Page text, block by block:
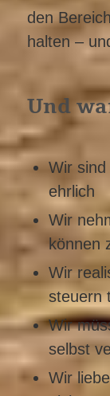
den
halten –
Und
Wir
ehrlich
Wir
können
Wir
steuern
Wir
selbst
Wir